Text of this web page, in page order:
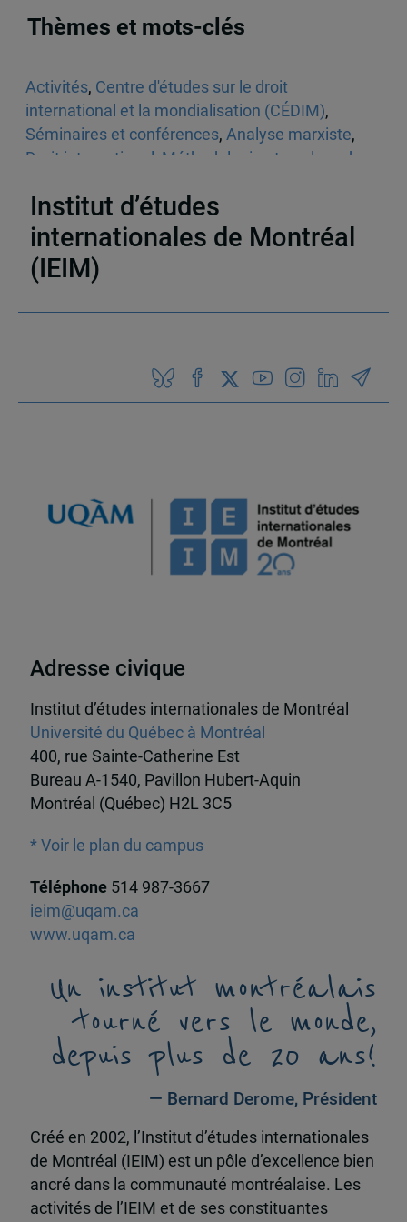
Thèmes et mots-clés
Activités, Centre d'études sur le droit
international et la mondialisation (CÉDIM),
Séminaires et conférences, Analyse marxiste,
Droit international Méthodologie et analyse du
Institut d’études
internationales de Montréal
(IEIM)
Adresse civique
Institut d’études internationales de Montréal
Université du Québec à Montréal
400, rue Sainte-Catherine Est
Bureau A-1540, Pavillon Hubert-Aquin
Montréal (Québec) H2L 3C5
* Voir le plan du campus
Téléphone 514 987-3667
ieim@uqam.ca
www.uqam.ca
Un institut montréalais
tourné vers le monde,
depuis plus de 20 ans!
— Bernard Derome, Président
Créé en 2002, l’Institut d’études internationales
de Montréal (IEIM) est un pôle d’excellence bien
ancré dans la communauté montréalaise. Les
activités de l’IEIM et de ses constituantes